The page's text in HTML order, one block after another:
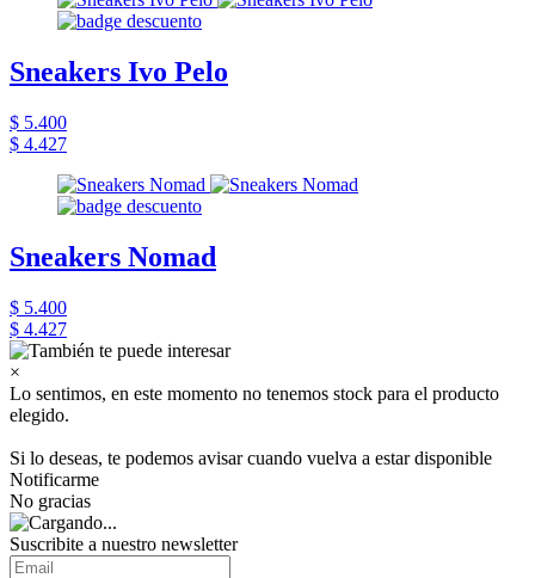
Sneakers Ivo Pelo
$ 5.400
$ 4.427
Sneakers Nomad
$ 5.400
$ 4.427
×
Lo sentimos, en este momento no tenemos stock para el producto
elegido.
Si lo deseas, te podemos avisar cuando vuelva a estar disponible
Notificarme
No gracias
Suscribite a nuestro newsletter